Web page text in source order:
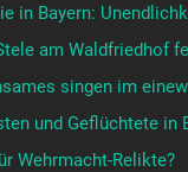
in Bayern:
am Waldfriedhof
singen im
und Geflüchtete in
Wehrmacht-Relikte?